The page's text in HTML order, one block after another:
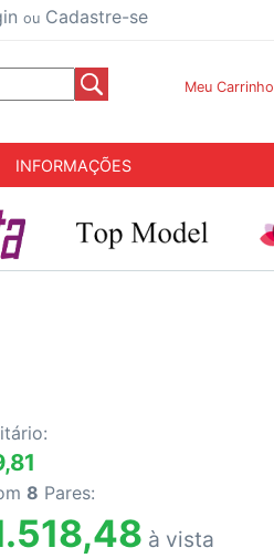
ou Cadastre-se
Meu Carrinho
INFORMAÇÕES
8 Pares:
à vista